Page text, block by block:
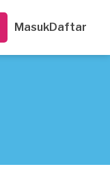
MasukDaftar